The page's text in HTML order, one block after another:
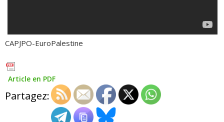
CAPJPO-EuroPalestine
Article en PDF
Partagez: